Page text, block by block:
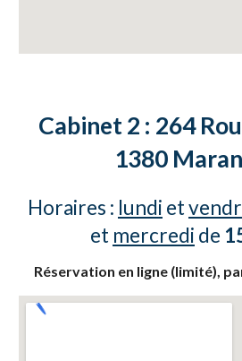
Cabinet 2 : 264
1380
Horaires : lundi et
et mercredi de
Réservation en ligne (limité),